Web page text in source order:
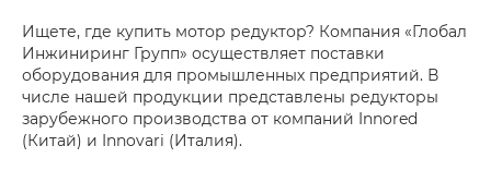
Ищете, где купить мотор редуктор? Компания «Глобал
Инжиниринг Групп» осуществляет поставки
оборудования для промышленных предприятий. В
числе нашей продукции представлены редукторы
зарубежного производства от компаний Innored
(Китай) и Innovari (Италия).